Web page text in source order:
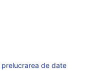
de date